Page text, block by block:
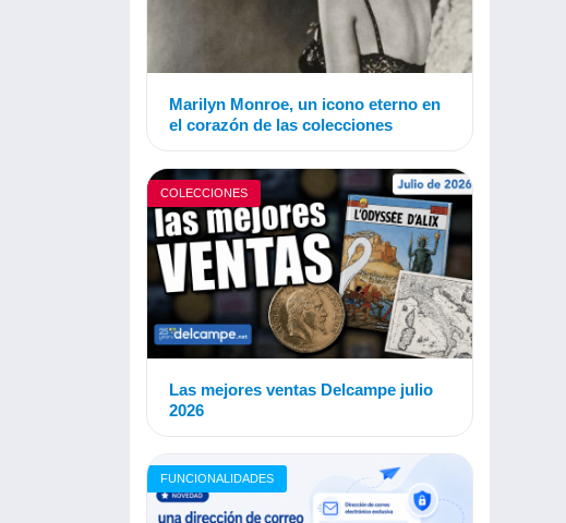
Marilyn Monroe, un icono eterno en
el corazón de las colecciones
COLECCIONES
Las mejores ventas Delcampe julio
2026
FUNCIONALIDADES